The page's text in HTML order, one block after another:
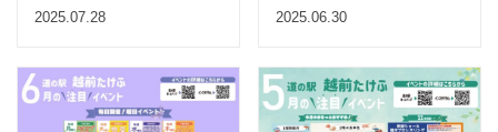
2025.07.28 2025.06.30